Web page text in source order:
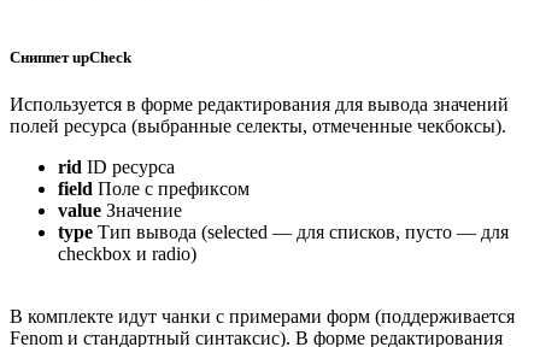
Сниппет upCheck
Используется в форме редактирования для вывода значений
полей ресурса (выбранные селекты, отмеченные чекбоксы).
rid ID ресурса
field Поле с префиксом
value Значение
type Тип вывода (selected — для списков, пусто — для
checkbox и radio)
В комплекте идут чанки с примерами форм (поддерживается
Fenom и стандартный синтаксис). В форме редактирования